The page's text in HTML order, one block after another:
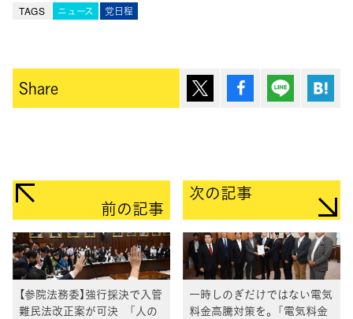
TAGS ニュース 党日程
Share ポスト シェア Lineで送
前の記事
【参院法務委】強行採決で入管
難民法改正案が可決 「人の
次の記事
一時しのぎだけではない電気
料金高騰対策を。「電気料金